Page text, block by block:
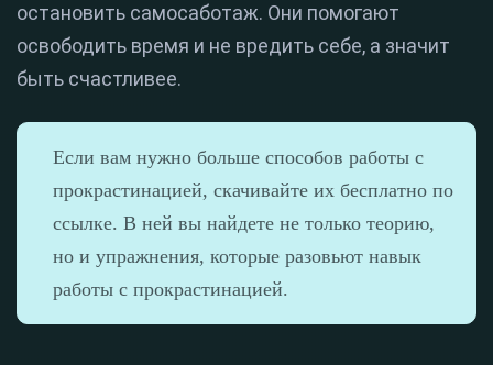
остановить самосаботаж. Они помогают
освободить время и не вредить себе, а значит
быть счастливее.
Если вам нужно больше способов работы с
прокрастинацией, скачивайте их бесплатно по
ссылке. В ней вы найдете не только теорию,
но и упражнения, которые разовьют навык
работы с прокрастинацией.